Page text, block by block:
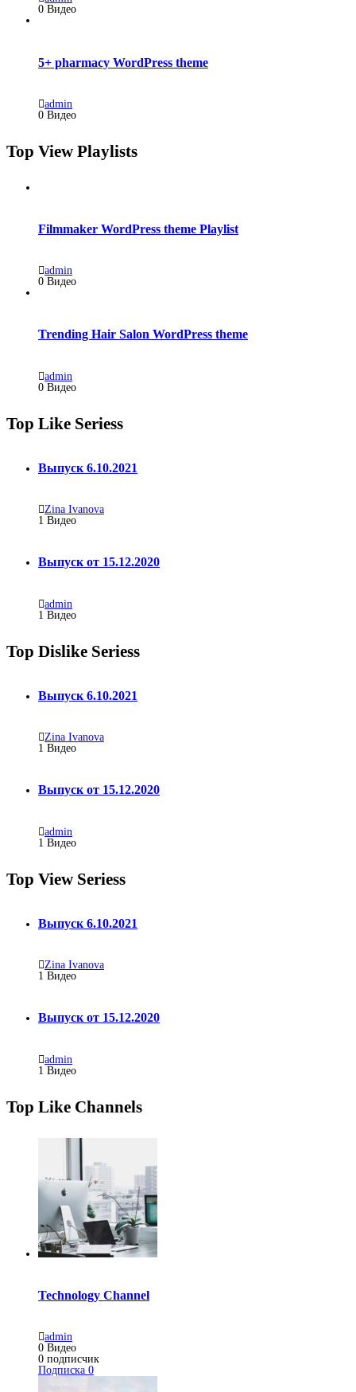
0 Видео
5+ pharmacy WordPress theme
admin
0 Видео
Top View Playlists
Filmmaker WordPress theme Playlist
admin
0 Видео
Trending Hair Salon WordPress theme
admin
0 Видео
Top Like Seriess
Выпуск 6.10.2021
Zina Ivanova
1 Видео
Выпуск от 15.12.2020
admin
1 Видео
Top Dislike Seriess
Выпуск 6.10.2021
Zina Ivanova
1 Видео
Выпуск от 15.12.2020
admin
1 Видео
Top View Seriess
Выпуск 6.10.2021
Zina Ivanova
1 Видео
Выпуск от 15.12.2020
admin
1 Видео
Top Like Channels
Technology Channel
admin
0 Видео
0 подписчик
Подписка 0